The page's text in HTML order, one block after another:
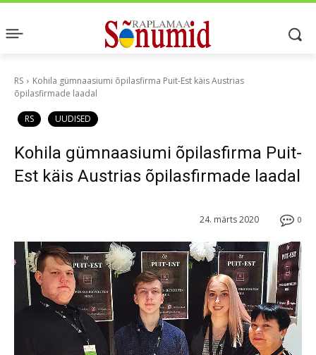
RS
Kohila gümnaasiumi õpilasfirma Puit-Est käis Austrias
õpilasfirmade laadal
RS UUDISED
Kohila gümnaasiumi õpilasfirma Puit-
Est käis Austrias õpilasfirmade laadal
0
24. märts 2020